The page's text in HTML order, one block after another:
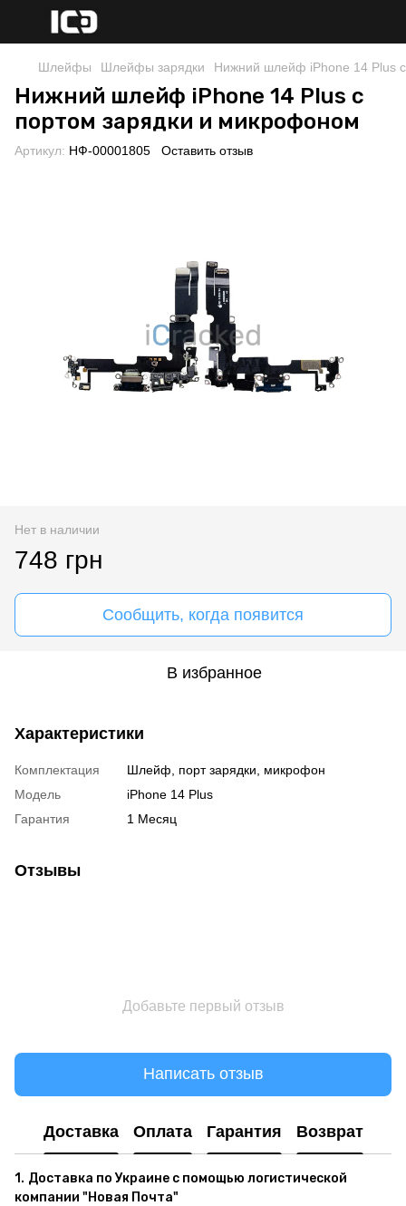
Шлейфы Шлейфы зарядки Нижний шлейф iPhone 14 Plus
Нижний шлейф iPhone 14 Plus с
портом зарядки и микрофоном
Артикул: НФ-00001805 Оставить отзыв
Нет в наличии
748 грн
Сообщить, когда появится
В избранное
Характеристики
Комплектация
Шлейф, порт зарядки, микрофон
Модель
iPhone 14 Plus
Гарантия
1 Месяц
Отзывы
Добавьте первый отзыв
Написать отзыв
Доставка Оплата Гарантия Возврат
1. Доставка по Украине с помощью логистической
компании "Новая Почта"